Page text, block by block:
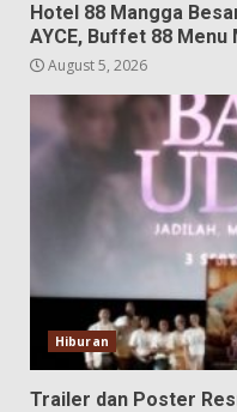
Hotel 88 Mangga
AYCE, Buffet 88 Menu
August 5, 2026
Hiburan
Trailer dan Poster